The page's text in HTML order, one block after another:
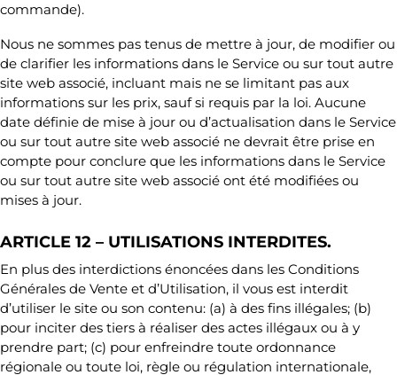
commande).
Nous ne sommes pas tenus de mettre à jour, de modifier ou
de clarifier les informations dans le Service ou sur tout autre
site web associé, incluant mais ne se limitant pas aux
informations sur les prix, sauf si requis par la loi. Aucune
date définie de mise à jour ou d’actualisation dans le Service
ou sur tout autre site web associé ne devrait être prise en
compte pour conclure que les informations dans le Service
ou sur tout autre site web associé ont été modifiées ou
mises à jour.
ARTICLE 12 – UTILISATIONS INTERDITES.
En plus des interdictions énoncées dans les Conditions
Générales de Vente et d’Utilisation, il vous est interdit
d’utiliser le site ou son contenu: (a) à des fins illégales; (b)
pour inciter des tiers à réaliser des actes illégaux ou à y
prendre part; (c) pour enfreindre toute ordonnance
régionale ou toute loi, règle ou régulation internationale,